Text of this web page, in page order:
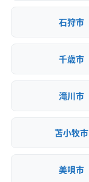
石狩市
千歳市
滝川市
苫小牧市
美唄市